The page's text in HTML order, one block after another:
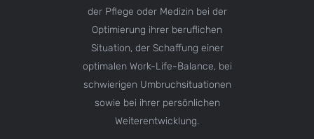
der Pflege oder Medizin bei der
Optimierung ihrer beruflichen
Situation, der Schaffung einer
optimalen Work-Life-Balance, bei
schwierigen Umbruchsituationen
sowie bei ihrer persönlichen
Weiterentwicklung.